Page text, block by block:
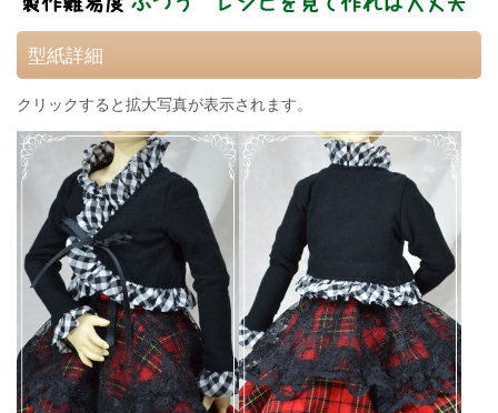
型紙詳細
クリックすると拡大写真が表示されます。